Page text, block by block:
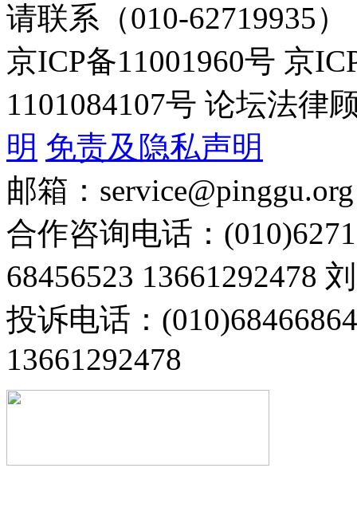
请联系（010-62719935）
京ICP备11001960号 京
1101084107号 论坛法律
明 免责及隐私声明
邮箱：service@pinggu.org
合作咨询电话：
68456523 13661292478
投诉电话：
13661292478